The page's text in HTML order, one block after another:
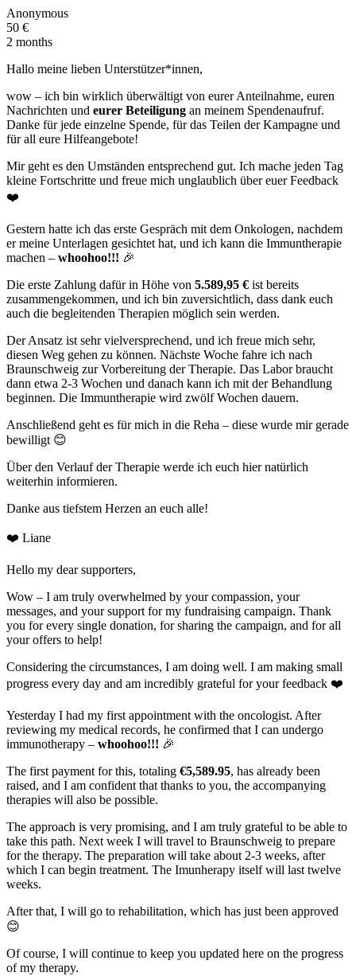
Anonymous
50 €
2 months
Hallo meine lieben Unterstützer*innen,
wow – ich bin wirklich überwältigt von eurer Anteilnahme, euren
Nachrichten und eurer Beteiligung an meinem Spendenaufruf.
Danke für jede einzelne Spende, für das Teilen der Kampagne und
für all eure Hilfeangebote!
Mir geht es den Umständen entsprechend gut. Ich mache jeden Tag
kleine Fortschritte und freue mich unglaublich über euer Feedback
❤️
Gestern hatte ich das erste Gespräch mit dem Onkologen, nachdem
er meine Unterlagen gesichtet hat, und ich kann die Immuntherapie
machen – whoohoo!!! 🎉
Die erste Zahlung dafür in Höhe von 5.589,95 € ist bereits
zusammengekommen, und ich bin zuversichtlich, dass dank euch
auch die begleitenden Therapien möglich sein werden.
Der Ansatz ist sehr vielversprechend, und ich freue mich sehr,
diesen Weg gehen zu können. Nächste Woche fahre ich nach
Braunschweig zur Vorbereitung der Therapie. Das Labor braucht
dann etwa 2-3 Wochen und danach kann ich mit der Behandlung
beginnen. Die Immuntherapie wird zwölf Wochen dauern.
Anschließend geht es für mich in die Reha – diese wurde mir gerade
bewilligt 😊
Über den Verlauf der Therapie werde ich euch hier natürlich
weiterhin informieren.
Danke aus tiefstem Herzen an euch alle!
❤️ Liane
Hello my dear supporters,
Wow – I am truly overwhelmed by your compassion, your
messages, and your support for my fundraising campaign. Thank
you for every single donation, for sharing the campaign, and for all
your offers to help!
Considering the circumstances, I am doing well. I am making small
progress every day and am incredibly grateful for your feedback ❤️
Yesterday I had my first appointment with the oncologist. After
reviewing my medical records, he confirmed that I can undergo
immunotherapy – whoohoo!!! 🎉
The first payment for this, totaling €5,589.95, has already been
raised, and I am confident that thanks to you, the accompanying
therapies will also be possible.
The approach is very promising, and I am truly grateful to be able to
take this path. Next week I will travel to Braunschweig to prepare
for the therapy. The preparation will take about 2-3 weeks, after
which I can begin treatment. The Imunherapy itself will last twelve
weeks.
After that, I will go to rehabilitation, which has just been approved
😊
Of course, I will continue to keep you updated here on the progress
of my therapy.